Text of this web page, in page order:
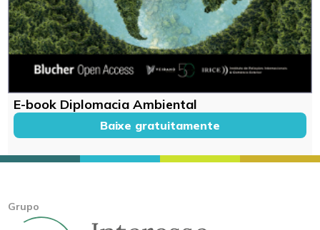
E-book Diplomacia Ambiental
Baixe gratuitamente
Grupo